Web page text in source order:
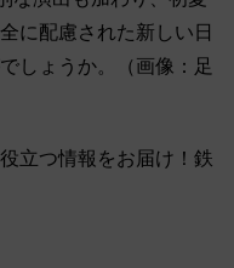
に配慮された新しい日
しょうか。（画像：足
立つ情報をお届け！鉄